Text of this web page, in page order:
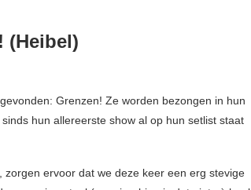
(Heibel)
Grenzen! Ze worden bezongen in hun
hun allereerste show al op hun setlist staat
ervoor dat we deze keer een erg stevige